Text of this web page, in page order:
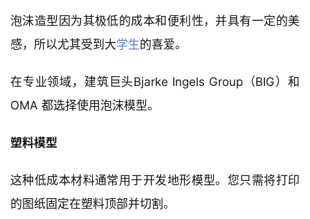
泡沫造型因为其极低的成本和便利性，并具有一定的美
感，所以尤其受到大学生的喜爱。
在专业领域，建筑巨头Bjarke Ingels Group（BIG）和
OMA 都选择使用泡沫模型。
塑料模型
这种低成本材料通常用于开发地形模型。您只需将打印
的图纸固定在塑料顶部并切割。